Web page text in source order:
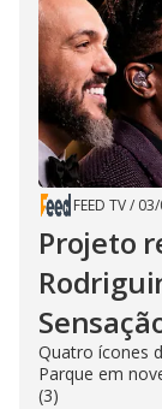
FEED TV/
Projeto
Quatro ícones
Parque em
(3)